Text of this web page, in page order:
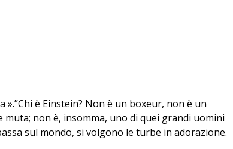
è Einstein? Non è un boxeur, non è un
muta; non è, insomma, uno di quei grandi uomini
sul mondo, si volgono le turbe in adorazione.